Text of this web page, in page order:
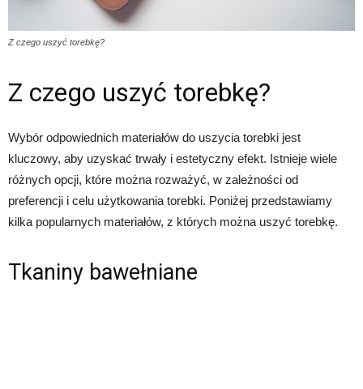
Z czego uszyć torebkę?
Z czego uszyć torebkę?
Wybór odpowiednich materiałów do uszycia torebki jest
kluczowy, aby uzyskać trwały i estetyczny efekt. Istnieje wiele
różnych opcji, które można rozważyć, w zależności od
preferencji i celu użytkowania torebki. Poniżej przedstawiamy
kilka popularnych materiałów, z których można uszyć torebkę.
Tkaniny bawełniane